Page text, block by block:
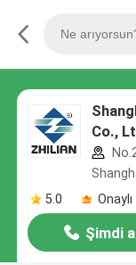
Co.,
5.0
Şimdi